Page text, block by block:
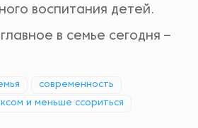
воспитания детей.
в семье сегодня –
современность
и меньше ссориться